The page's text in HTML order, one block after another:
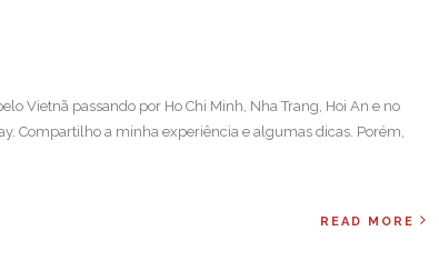
Vietnã passando por Ho Chi Minh, Nha Trang, Hoi An e no
Compartilho a minha experiência e algumas dicas. Porém,
READ MORE